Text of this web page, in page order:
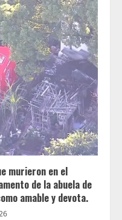
murieron en el
de la abuela de
amable y devota.